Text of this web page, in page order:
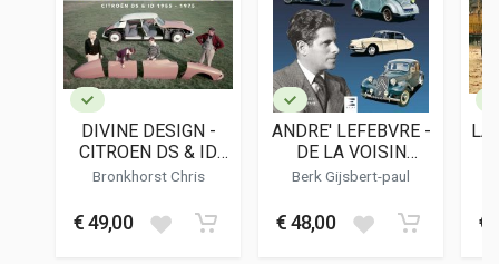
EDITORE
LINGUA DEL TESTO
Francese
DATA DI STAMPA
25 x 28 x 3.5 cm
DIVINE DESIGN -
CITROEN DS & ID
1955 - 1975
Bronkhorst Chris
€ 49,00
ANDRE' LEFEBVRE -
DE LA VOISIN
LABORATOIRE A' LA
Berk Gijsbert-paul
€ 48,00
LA
€